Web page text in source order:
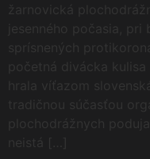
žarnovická
jesenného počasia, pri
sprísnených
početná divácka
hrala víťazom
tradičnou súčasťou
plochodrážnych
neistá […]